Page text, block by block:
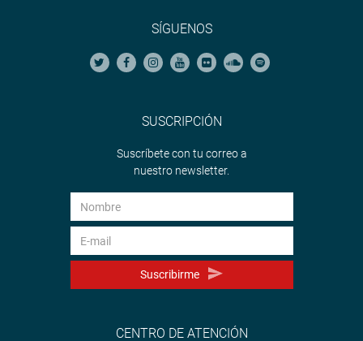
SÍGUENOS
SUSCRIPCIÓN
Suscríbete con tu correo a
nuestro newsletter.
Suscribirme
CENTRO DE ATENCIÓN